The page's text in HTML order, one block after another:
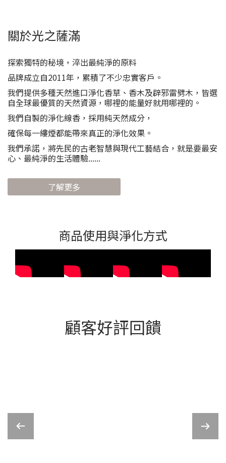
關於光之薩滿
探索獨特的秘境，淬出最純淨的原料
品牌成立自2011年，累積了不少忠實客戶。
我們提供多種天然進口淨化香草、香木及辟邪雷劈木，皆選
自全球最優質的天然資源，哪裡的能量好就用哪裡的。
我們自製的淨化線香，採用純天然成分，
確保每一縷煙都能帶來真正的淨化效果。
我們承諾，將先民的古老智慧與現代工藝結合，就是要最安
心、最純淨的生活體驗......
了解更多
商品使用與淨化方式
顧客好評回饋